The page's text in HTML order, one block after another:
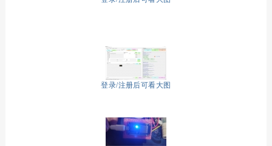
登录/注册后可看大图